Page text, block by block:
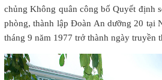
chủng Không quân công bố Quyết định
phòng, thành lập Đoàn An dưỡng 20 tại
tháng 9 năm 1977 trở thành ngày truyền